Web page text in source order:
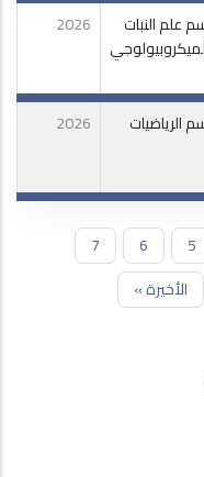
علم النبات
2026
الرياضيات 2026
الصفحة
5 الصفحة
6 الصفحة
7
Last
page
الأخيرة »